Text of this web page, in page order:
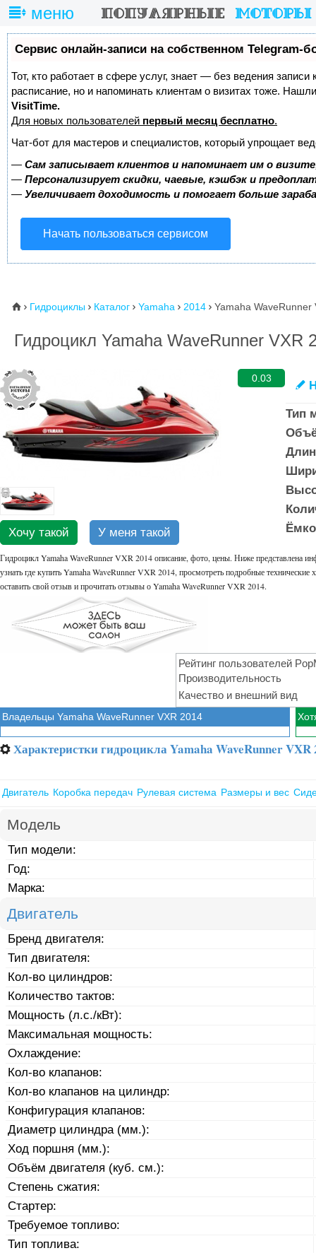
меню
Сервис онлайн-записи на собственном Telegram-
Тот, кто работает в сфере услуг, знает — без ведения
расписание, но и напоминать клиентам о визитах тоже.
VisitTime.
Для новых пользователей первый месяц бесплатно.
Чат-бот для мастеров и специалистов, который упрощает
— Сам записывает клиентов и напоминает им о
— Персонализирует скидки, чаевые, кэшбэк и
— Увеличивает доходимость и помогает больше
Начать пользоваться сервисом
⌂  Гидроциклы  Каталог  Yamaha  2014  Yamaha WaveRunner
Гидроцикл Yamaha WaveRunner VXR
Хочу такой У меня такой
0.03
✎
Тип
Гидроцикл Yamaha WaveRunner VXR 2014 описание, фото, цены. Ниже представлена
узнать где купить Yamaha WaveRunner VXR 2014, просмотреть подробные
оставить свой отзыв и прочитать отзывы о Yamaha WaveRunner VXR 2014.
Рейтинг пользователей
Производительность
Качество и внешний вид
Владельцы Yamaha WaveRunner VXR 2014
⚙ Характеристки гидроцикла Yamaha WaveRunner VXR
Двигатель Коробка передач Рулевая система Размеры и вес
Модель
Тип модели:
Год:
Марка:
Двигатель
Бренд двигателя:
Тип двигателя:
Кол-во цилиндров:
Количество тактов:
Мощность (л.с./кВт):
Максимальная мощность:
Охлаждение:
Кол-во клапанов:
Кол-во клапанов на цилиндр:
Конфигурация клапанов:
Диаметр цилиндра (мм.):
Ход поршня (мм.):
Объём двигателя (куб. см.):
Степень сжатия:
Стартер:
Требуемое топливо:
Тип топлива: